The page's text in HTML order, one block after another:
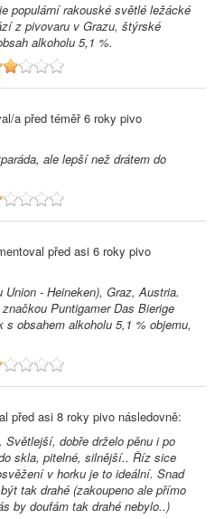
populární rakouské světlé ležácké
z pivovaru v Grazu, štýrské
alkoholu 5,1 %.
7
a před téměř 6 roky pivo
ale lepší než drátem do
6
před asi 6 roky pivo
Union - Heineken), Graz, Austria.
Puntigamer Das Bierige
s obsahem alkoholu 5,1 % objemu,
6
před asi 8 roky pivo následovně:
Světlejší, dobře drželo pěnu i po
skla, pitelné, silnější.. Říz sice
v horku je to ideální. Snad
tak drahé (zakoupeno ale přímo
by doufám tak drahé nebylo..)